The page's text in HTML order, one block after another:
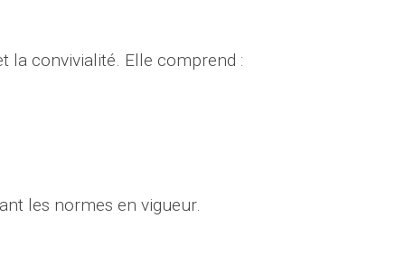
la convivialité. Elle comprend :
les normes en vigueur.